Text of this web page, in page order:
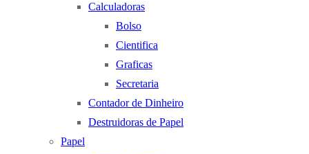
Calculadoras
Bolso
Cientifica
Graficas
Secretaria
Contador de Dinheiro
Destruidoras de Papel
Papel